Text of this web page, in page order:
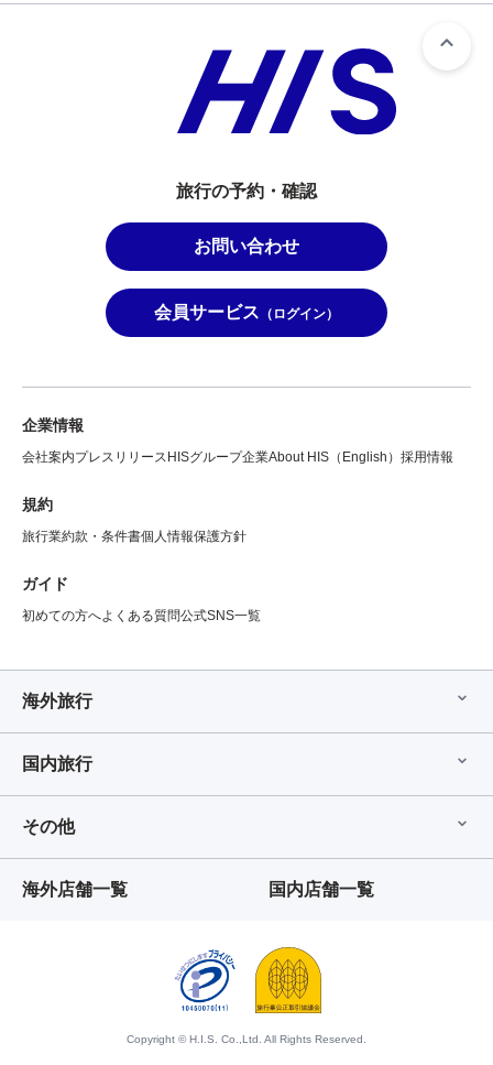
旅行の予約・確認
お問い合わせ
会員サービス （ログイン）
企業情報
会社案内プレスリリース HISグループ企業About HIS（English） 採用情報
規約
旅行業約款・条件書個人情報保護方針
ガイド
初めての方へよくある質問公式SNS一覧
海外旅行
国内旅行
その他
海外店舗一覧 国内店舗一覧
Copyright © H.I.S. Co.,Ltd. All Rights Reserved.